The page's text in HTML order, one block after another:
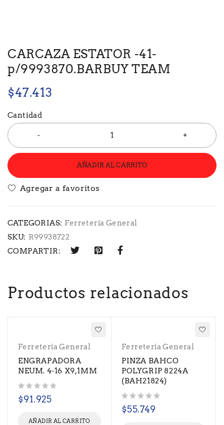
CARCAZA ESTATOR -41-
p/9993870.BARBUY TEAM
$47.413
Cantidad
AÑADIR AL CARRITO
CATEGORIAS: Ferretería General
SKU: R99938722
COMPARTIR:
Productos relacionados
Ferretería General
ENGRAPADORA
NEUM. 4-16 X9,1MM
$91.925
AÑADIR AL CARRITO
Ferretería General
PINZA BAHCO
POLYGRIP 8224A
(BAH21824)
$55.749